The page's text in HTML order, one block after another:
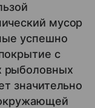
мусор
успешно
с
рыболовных
значительно
окружающей